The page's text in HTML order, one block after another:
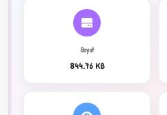
Boyut
844.76 KB